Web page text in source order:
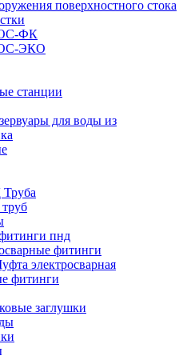
поверхностного стока
ФК
ЭКО
станции
для воды из
пнд
фитинги
электросварная
фитинги
заглушки